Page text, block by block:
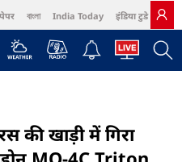
বাংলা India Today इंडिया टुडे हिंदी
Harper's Bazaar Northeast
की खाड़ी में गिरा